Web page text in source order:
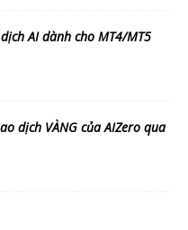
AI dành cho MT4/MT5
dịch VÀNG của AIZero qua